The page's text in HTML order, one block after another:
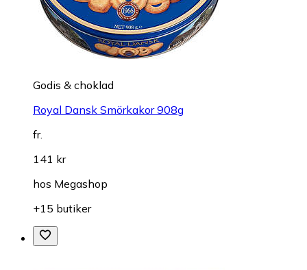
Godis & choklad
Royal Dansk Smörkakor 908g
fr.
141 kr
hos Megashop
+15 butiker